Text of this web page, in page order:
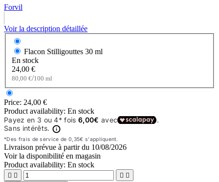
Forvil
Voir la description détaillée
Flacon Stilligouttes 30 ml
En stock
24,00 €
80,00 €/100 ml
Price: 24,00 €
Product availability: En stock
Livraison prévue à partir du 10/08/2026
Voir la disponibilité en magasin
Product availability: En stock
   